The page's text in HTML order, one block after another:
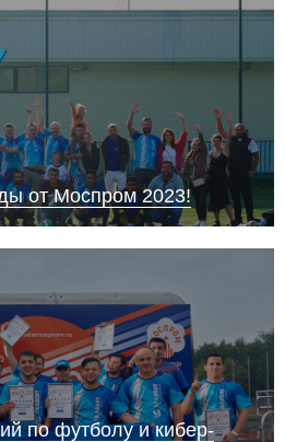
от Моспром 2023!
по футболу и кибер-